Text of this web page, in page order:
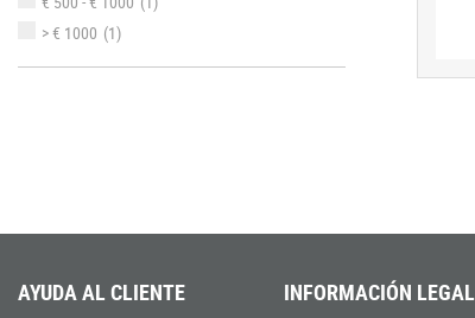
> € 1000 (1)
AYUDA AL CLIENTE INFORMACIÓN LEGAL